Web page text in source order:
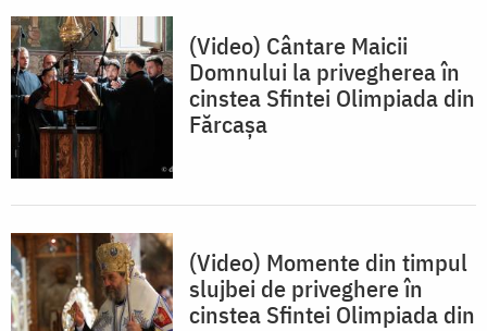
(Video) Cântare Maicii
Domnului la privegherea în
cinstea Sfintei Olimpiada din
Fărcașa
(Video) Momente din timpul
slujbei de priveghere în
cinstea Sfintei Olimpiada din